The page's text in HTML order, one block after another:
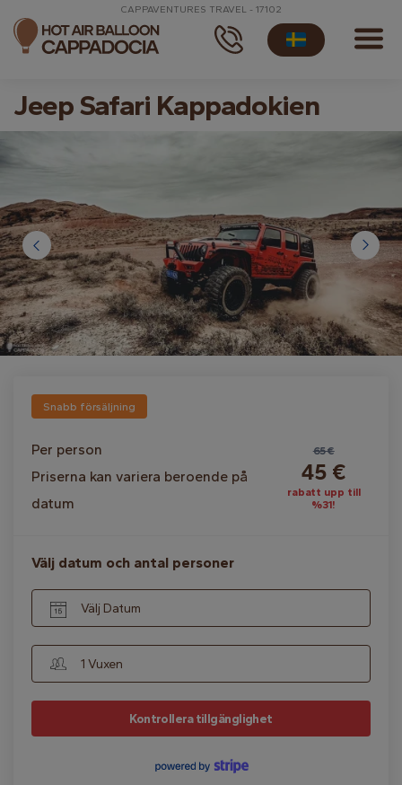
CAPPAVENTURES TRAVEL - 17102
Jeep Safari Kappadokien
Snabb försäljning
Per person
Priserna kan variera beroende på
datum
65 €
45 €
rabatt upp till
%31!
Välj datum och antal personer
Välj Datum
1 Vuxen
Kontrollera tillgänglighet